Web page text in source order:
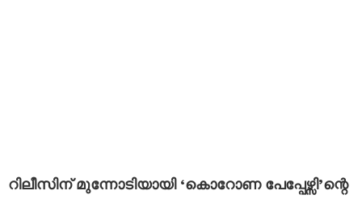
റിലീസിന് മുന്നോടിയായി ‘കൊറോണ പേപ്പേഴ്സി’ന്റെ